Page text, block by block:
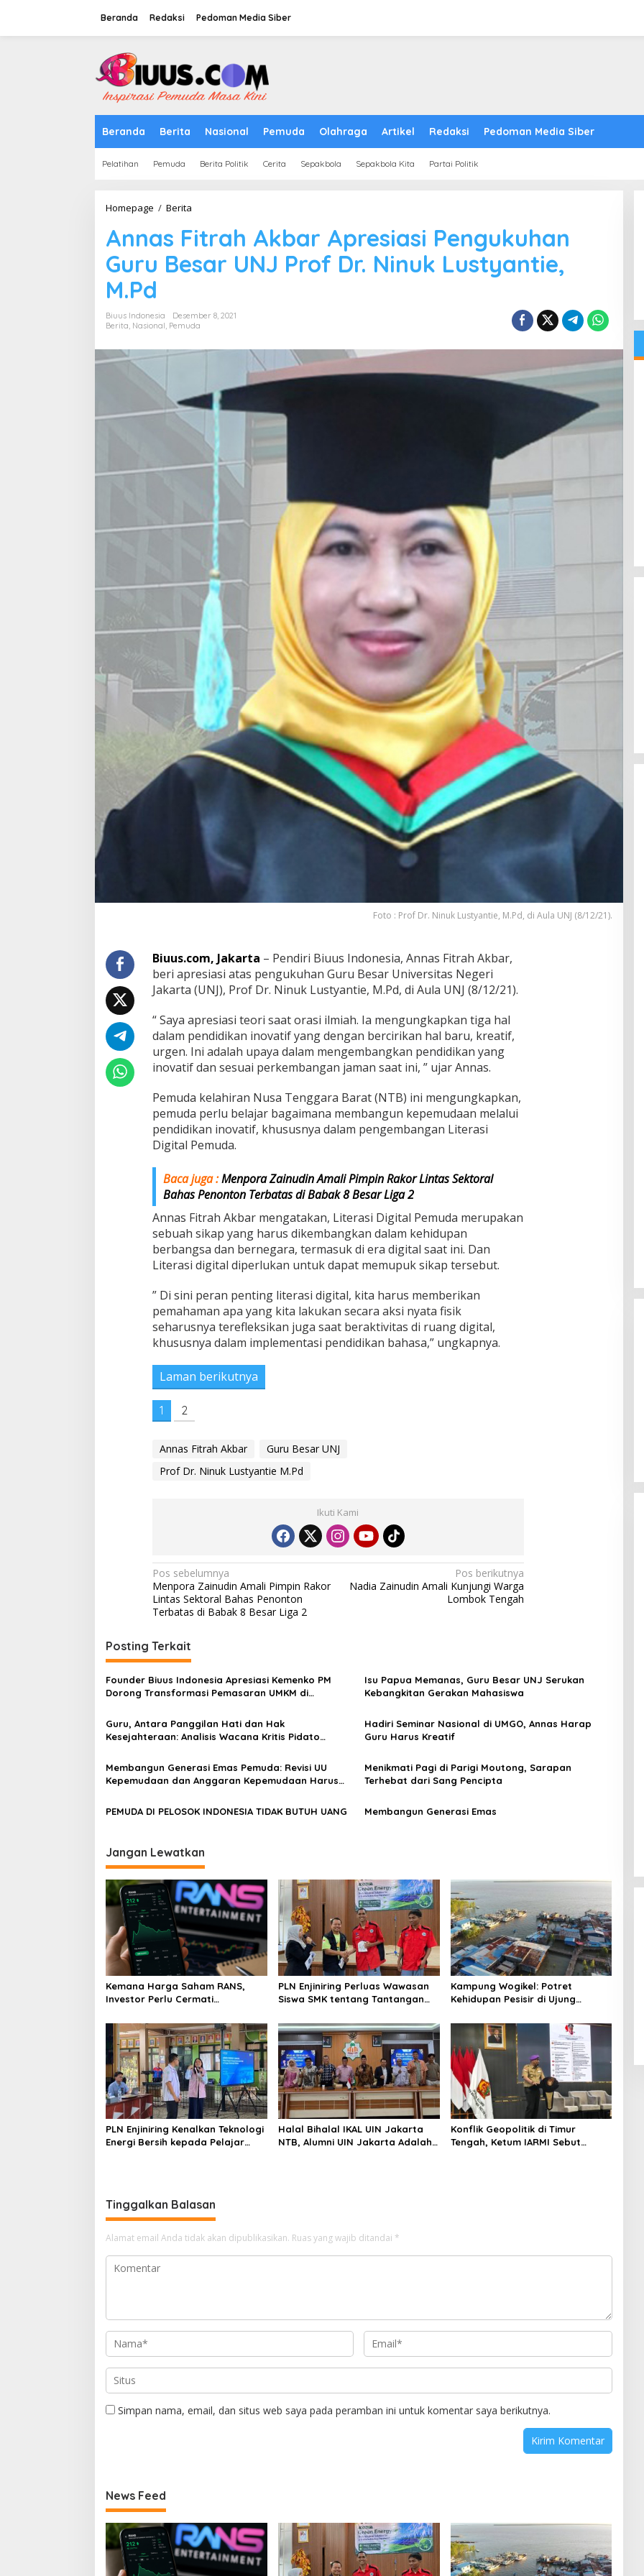
Beranda Redaksi Pedoman Media Siber
Beranda Berita Nasional Pemuda Olahraga Artikel Redaksi Pedoman Media Siber
Pelatihan Pemuda Berita Politik Cerita Sepakbola Sepakbola Kita Partai Politik
Homepage / Berita
Akbar
Apresiasi
Pengukuhan
Guru
Prof
Dr.
Lustyantie,
Annas Fitrah Akbar Apresiasi Pengukuhan
Guru Besar UNJ Prof Dr. Ninuk Lustyantie,
M.Pd
Biuus Indonesia
Desember 8, 2021
Berita, Nasional, Pemuda
Foto : Prof Dr. Ninuk Lustyantie, M.Pd, di Aula UNJ (8/12/21).
Biuus.com, Jakarta – Pendiri Biuus Indonesia, Annas Fitrah Akbar,
beri apresiasi atas pengukuhan Guru Besar Universitas Negeri
Jakarta (UNJ), Prof Dr. Ninuk Lustyantie, M.Pd, di Aula UNJ (8/12/21).
“ Saya apresiasi teori saat orasi ilmiah. Ia mengungkapkan tiga hal
dalam pendidikan inovatif yang dengan bercirikan hal baru, kreatif,
urgen. Ini adalah upaya dalam mengembangkan pendidikan yang
inovatif dan sesuai perkembangan jaman saat ini, ” ujar Annas.
Pemuda kelahiran Nusa Tenggara Barat (NTB) ini mengungkapkan,
pemuda perlu belajar bagaimana membangun kepemudaan melalui
pendidikan inovatif, khususnya dalam pengembangan Literasi
Digital Pemuda.
Baca juga :Menpora Zainudin Amali Pimpin Rakor Lintas Sektoral
Bahas Penonton Terbatas di Babak 8 Besar Liga 2
Annas Fitrah Akbar mengatakan, Literasi Digital Pemuda merupakan
sebuah sikap yang harus dikembangkan dalam kehidupan
berbangsa dan bernegara, termasuk di era digital saat ini. Dan
Literasi digital diperlukan untuk dapat memupuk sikap tersebut.
” Di sini peran penting literasi digital, kita harus memberikan
pemahaman apa yang kita lakukan secara aksi nyata fisik
seharusnya terefleksikan juga saat beraktivitas di ruang digital,
khususnya dalam implementasi pendidikan bahasa,” ungkapnya.
Laman berikutnya
1 2
Annas Fitrah Akbar
Guru Besar UNJ
Prof Dr. Ninuk Lustyantie M.Pd
Ikuti Kami
Navigasi
pos
Pos sebelumnya
Menpora Zainudin Amali Pimpin Rakor
Lintas Sektoral Bahas Penonton
Terbatas di Babak 8 Besar Liga 2
Pos berikutnya
Nadia Zainudin Amali Kunjungi Warga
Lombok Tengah
Posting Terkait
Founder Biuus Indonesia Apresiasi Kemenko PM
Dorong Transformasi Pemasaran UMKM di
Isu Papua Memanas, Guru Besar UNJ Serukan
Kebangkitan Gerakan Mahasiswa
Guru, Antara Panggilan Hati dan Hak
Kesejahteraan: Analisis Wacana Kritis Pidato
Hadiri Seminar Nasional di UMGO, Annas Harap
Guru Harus Kreatif
Membangun Generasi Emas Pemuda: Revisi UU
Kepemudaan dan Anggaran Kepemudaan Harus
Menikmati Pagi di Parigi Moutong, Sarapan
Terhebat dari Sang Pencipta
PEMUDA DI PELOSOK INDONESIA TIDAK BUTUH UANG Membangun Generasi Emas
Jangan Lewatkan
Kemana Harga Saham RANS,
Investor Perlu Cermati
Spekulasi Berlebihan
PLN Enjiniring Perluas Wawasan
Siswa SMK tentang Tantangan
Kampung Wogikel: Potret
Kehidupan Pesisir di Ujung
Tengah Keterbatasan
PLN Enjiniring Kenalkan Teknologi
Energi Bersih kepada Pelajar
Halal Bihalal IKAL UIN Jakarta
NTB, Alumni UIN Jakarta Adalah
Konflik Geopolitik di Timur
Tengah, Ketum IARMI Sebut
Tinggalkan Balasan
Alamat email Anda tidak akan dipublikasikan. Ruas yang wajib ditandai *
Simpan nama, email, dan situs web saya pada peramban ini untuk komentar saya berikutnya.
News Feed